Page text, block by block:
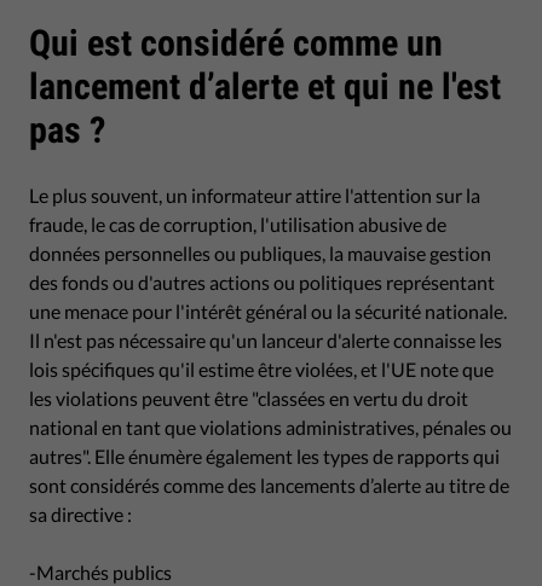
Qui est considéré comme un
lancement d’alerte et qui ne l'est
pas ?
Le plus souvent, un informateur attire l'attention sur la
fraude, le cas de corruption, l'utilisation abusive de
données personnelles ou publiques, la mauvaise gestion
des fonds ou d'autres actions ou politiques représentant
une menace pour l'intérêt général ou la sécurité nationale.
Il n'est pas nécessaire qu'un lanceur d'alerte connaisse les
lois spécifiques qu'il estime être violées, et l'UE note que
les violations peuvent être "classées en vertu du droit
national en tant que violations administratives, pénales ou
autres". Elle énumère également les types de rapports qui
sont considérés comme des lancements d’alerte au titre de
sa directive :
-Marchés publics